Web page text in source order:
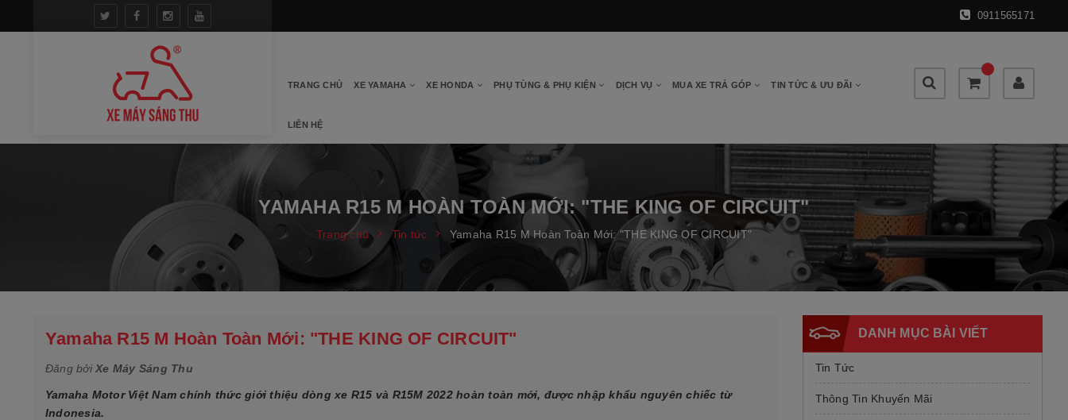
0911565171
TRANG CHỦ XE YAMAHA XE HONDA PHỤ TÙNG & PHỤ KIỆN DỊCH VỤ MUA XE TRẢ GÓP TIN TỨC & ƯU ĐÃI
LIÊN HỆ
YAMAHA R15 M HOÀN TOÀN MỚI: "THE KING OF CIRCUIT"
Trang chủ Tin tức Yamaha R15 M Hoàn Toàn Mới: "THE KING OF CIRCUIT"
Yamaha R15 M Hoàn Toàn Mới: "THE KING OF CIRCUIT"
Đăng bởiXe Máy Sáng Thu
Yamaha Motor Việt Nam chính thức giới thiệu dòng xe R15 và R15M 2022 hoàn toàn mới, được nhập khẩu nguyên chiếc từ
Indonesia.
DANH MỤC BÀI VIẾT
Tin Tức
Thông Tin Khuyến Mãi